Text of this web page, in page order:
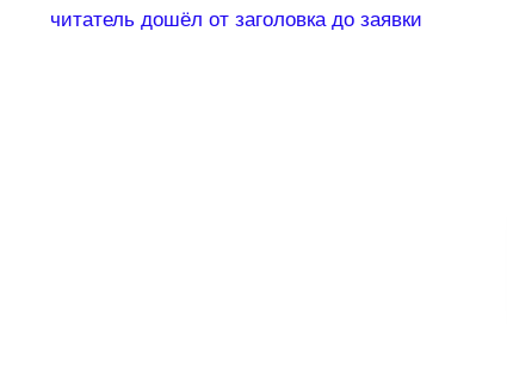
читатель дошёл от заголовка до заявки